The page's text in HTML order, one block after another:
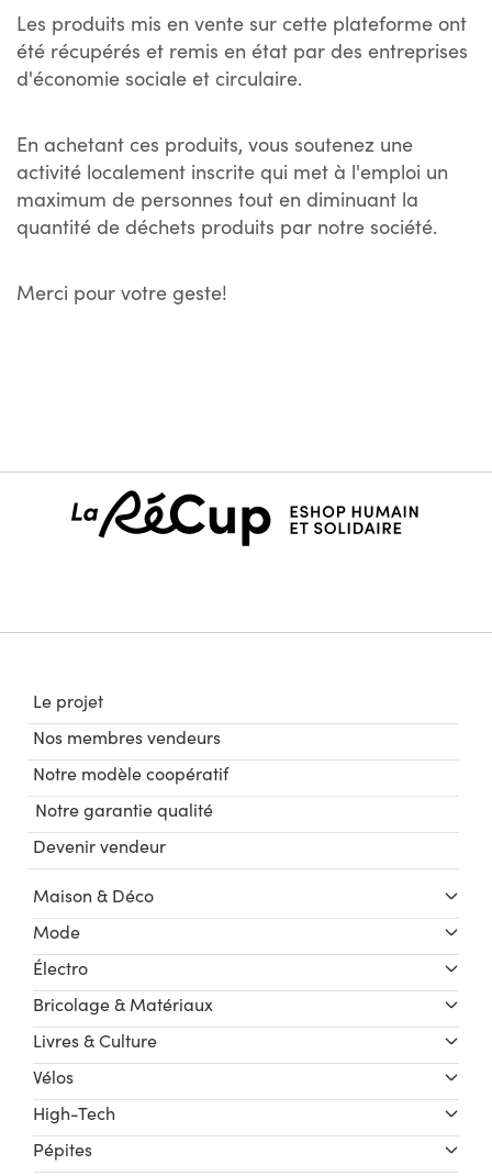
Les produits mis en vente sur cette plateforme ont
été récupérés et remis en état par des entreprises
d'économie sociale et circulaire.
En achetant ces produits, vous soutenez une
activité localement inscrite qui met à l'emploi un
maximum de personnes tout en diminuant la
quantité de déchets produits par notre société.
Merci pour votre geste!
Le projet
Nos membres vendeurs
Notre modèle coopératif
Notre garantie qualité
Devenir vendeur
Maison & Déco
Mode
Électro
Bricolage & Matériaux
Livres & Culture
Vélos
High-Tech
Pépites